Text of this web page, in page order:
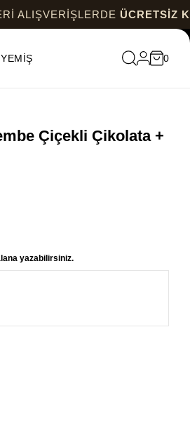
ÜCRETSİZ KARGO
0
Çiçekli Çikolata +
yazabilirsiniz.